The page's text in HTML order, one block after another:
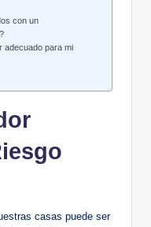
con un
⁤adecuado para mi
casas puede ser